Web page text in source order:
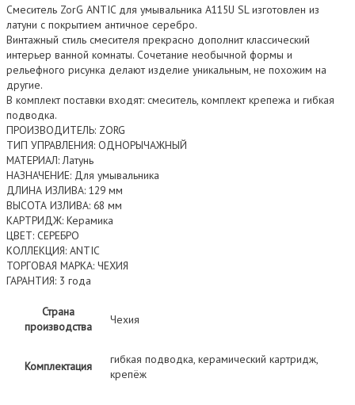
(матовый
хром)
Смеситель ZorG ANTIC для умывальника A115U SL изготовлен из
латуни с покрытием античное серебро.
Винтажный стиль смесителя прекрасно дополнит классический
интерьер ванной комнаты. Сочетание необычной формы и
рельефного рисунка делают изделие уникальным, не похожим на
другие.
В комплект поставки входят: смеситель, комплект крепежа и гибкая
подводка.
ПРОИЗВОДИТЕЛЬ: ZORG
ТИП УПРАВЛЕНИЯ: ОДНОРЫЧАЖНЫЙ
МАТЕРИАЛ: Латунь
НАЗНАЧЕНИЕ: Для умывальника
ДЛИНА ИЗЛИВА: 129 мм
ВЫСОТА ИЗЛИВА: 68 мм
КАРТРИДЖ: Керамика
ЦВЕТ: СЕРЕБРО
КОЛЛЕКЦИЯ: ANTIC
ТОРГОВАЯ МАРКА: ЧЕХИЯ
ГАРАНТИЯ: 3 года
Страна
производства
Чехия
Комплектация
гибкая подводка, керамический картридж,
крепёж